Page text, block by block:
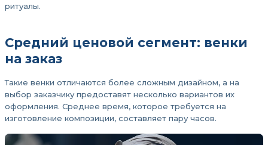
ритуалы.
Средний ценовой сегмент: венки
на заказ
Такие венки отличаются более сложным дизайном, а на
выбор заказчику предоставят несколько вариантов их
оформления. Среднее время, которое требуется на
изготовление композиции, составляет пару часов.